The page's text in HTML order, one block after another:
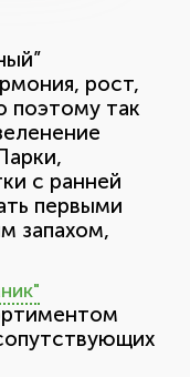
рост,
поэтому так
с ранней
первыми
запахом,